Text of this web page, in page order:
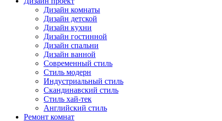
Дизайн комнаты
Дизайн детской
Дизайн кухни
Дизайн гостинной
Дизайн спальни
Дизайн ванной
Современный стиль
Стиль модерн
Индустриальный стиль
Скандинавский стиль
Стиль хай-тек
Английский стиль
Ремонт комнат